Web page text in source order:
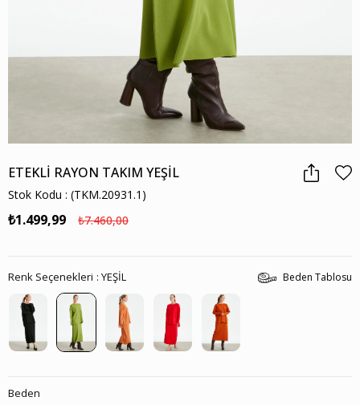
ETEKLİ RAYON TAKIM YEŞİL
Stok Kodu
(TKM.20931.1)
₺7.460,00
₺1.499,99
Beden Tablosu
Renk Seçenekleri YEŞİL
Beden